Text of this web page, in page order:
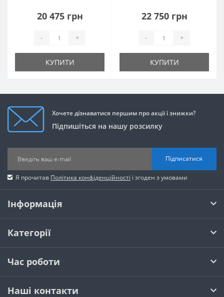
20 475 грн
- +
КУПИТИ
22 750 грн
- +
КУПИТИ
Хочете дізнаватися першим про акції і знижки?
Підпишіться на нашу розсилку
Підписатися
Я прочитав Політика конфіденційності і згоден з умовами
Інформація
Категорії
Час роботи
Наші контакти